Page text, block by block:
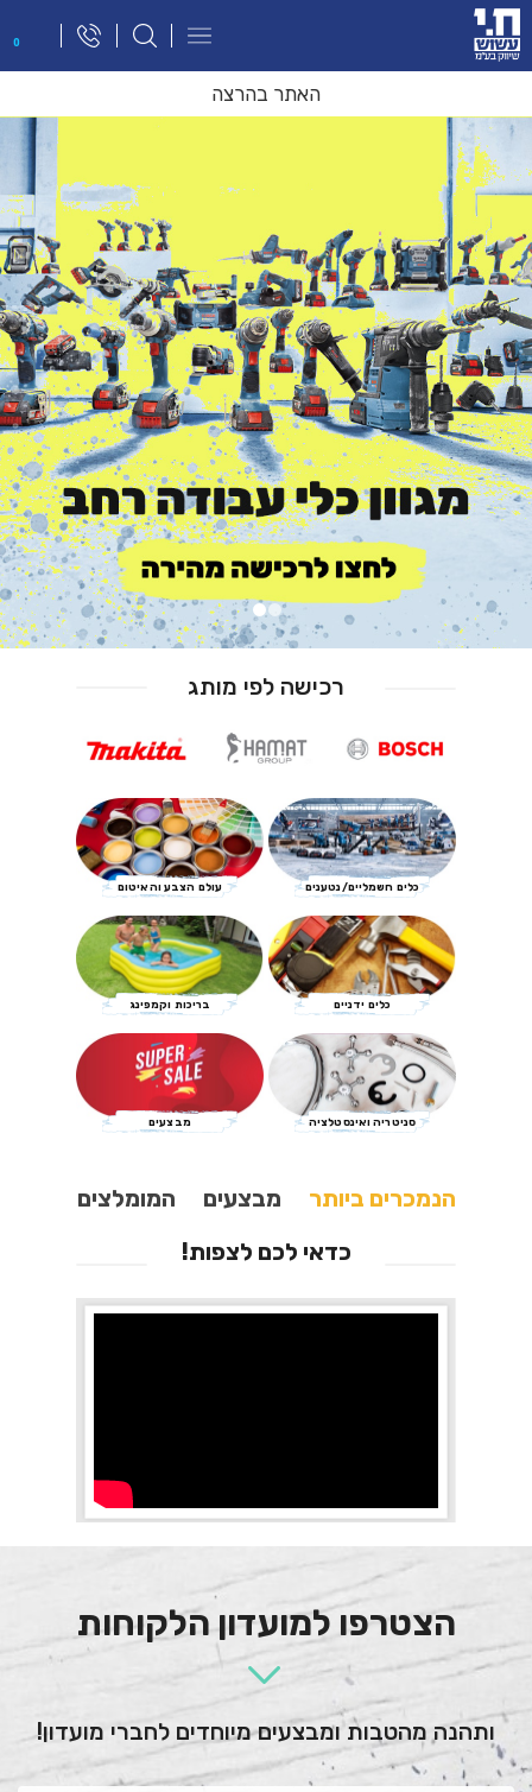
0
פתח
האתר בהרצה
רכישה לפי מותג
מבצעים סניטריה ואינסטלציה
כלים ידניים בריכות וקמפינג
עולם הצבע והאיטום כלים חשמליים/נטענים
הנמכרים ביותר מבצעים
המומלצים
כדאי לכם לצפות!
הצטרפו למועדון הלקוחות
ותהנה מהטבות ומבצעים מיוחדים לחברי מועדון!